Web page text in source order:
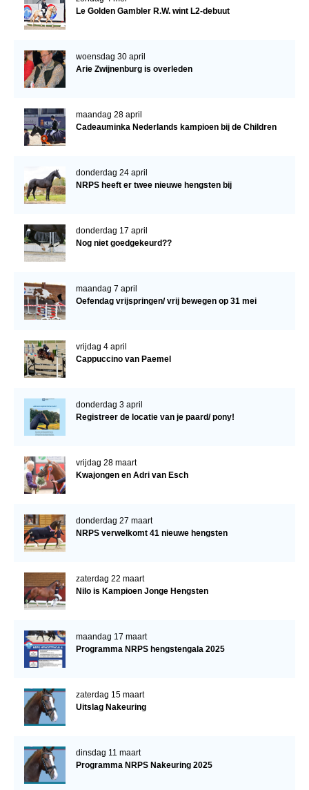
Le Golden Gambler R.W. wint L2-debuut
woensdag 30 april
Arie Zwijnenburg is overleden
maandag 28 april
Cadeauminka Nederlands kampioen bij de Children
donderdag 24 april
NRPS heeft er twee nieuwe hengsten bij
donderdag 17 april
Nog niet goedgekeurd??
maandag 7 april
Oefendag vrijspringen/ vrij bewegen op 31 mei
vrijdag 4 april
Cappuccino van Paemel
donderdag 3 april
Registreer de locatie van je paard/ pony!
vrijdag 28 maart
Kwajongen en Adri van Esch
donderdag 27 maart
NRPS verwelkomt 41 nieuwe hengsten
zaterdag 22 maart
Nilo is Kampioen Jonge Hengsten
maandag 17 maart
Programma NRPS hengstengala 2025
zaterdag 15 maart
Uitslag Nakeuring
dinsdag 11 maart
Programma NRPS Nakeuring 2025